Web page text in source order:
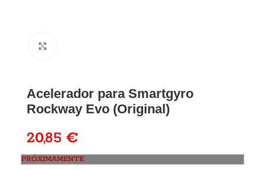
Acelerador para Smartgyro
Rockway Evo (Original)
20,85 €
PRÓXIMAMENTE